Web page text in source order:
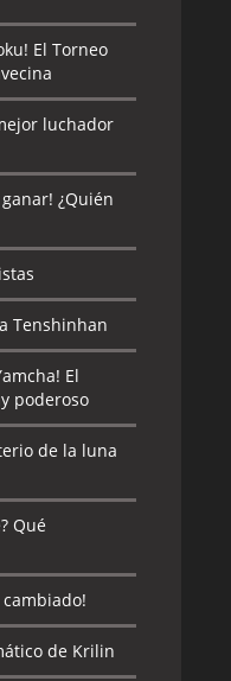
El Torneo
luchador
¿Quién
Tenshinhan
El
poderoso
de la luna
Qué
de Krilin